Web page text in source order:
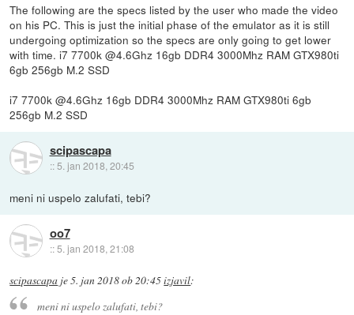
The following are the specs listed by the user who made the video
on his PC. This is just the initial phase of the emulator as it is still
undergoing optimization so the specs are only going to get lower
with time. i7 7700k @4.6Ghz 16gb DDR4 3000Mhz RAM GTX980ti
6gb 256gb M.2 SSD
i7 7700k @4.6Ghz 16gb DDR4 3000Mhz RAM GTX980ti 6gb
256gb M.2 SSD
scipascapa
:: 5. jan 2018, 20:45
meni ni uspelo zalufati, tebi?
oo7
::5. jan 2018, 21:08
scipascapa je5. jan 2018 ob 20:45izjavil:
meni ni uspelo zalufati, tebi?